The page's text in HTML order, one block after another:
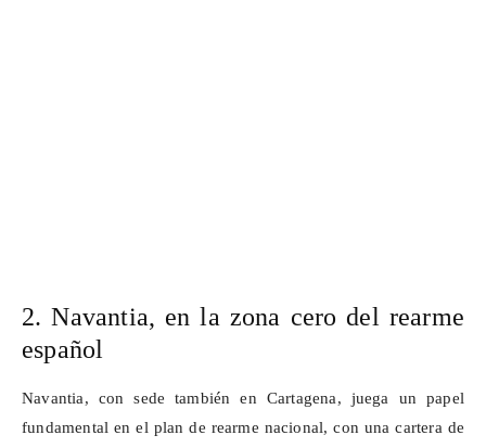
2.Navantia, en la zona cero del rearme
español
Navantia, con sede también en Cartagena, juega un papel
fundamental en el plan de rearme nacional, con una cartera de